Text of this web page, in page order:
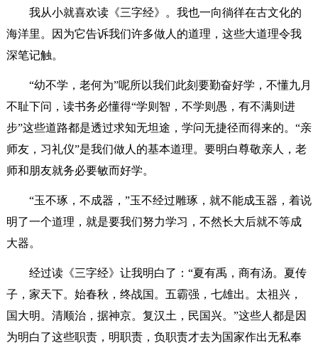
我从小就喜欢读《三字经》。我也一向徜徉在古文化的
海洋里。因为它告诉我们许多做人的道理，这些大道理令我
深笔记触。
“幼不学，老何为”呢所以我们此刻要勤奋好学，不懂九月
不耻下问，读书务必懂得“学则智，不学则愚，有不满则进
步”这些道路都是透过求知无坦途，学问无捷径而得来的。“亲
师友，习礼仪”是我们做人的基本道理。要明白尊敬亲人，老
师和朋友就务必要敏而好学。
“玉不琢，不成器，”玉不经过雕琢，就不能成玉器，着说
明了一个道理，就是要我们努力学习，不然长大后就不等成
大器。
经过读《三字经》让我明白了：“夏有禹，商有汤。夏传
子，家天下。始春秋，终战国。五霸强，七雄出。太祖兴，
国大明。清顺治，据神京。复汉土，民国兴。”这些人都是因
为明白了这些职责，明职责，负职责才去为国家作出无私奉